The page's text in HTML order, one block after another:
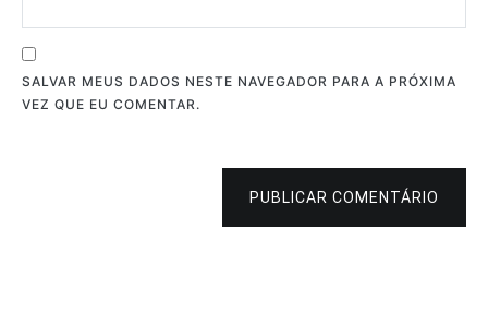
SALVAR MEUS DADOS NESTE NAVEGADOR PARA A PRÓXIMA
VEZ QUE EU COMENTAR.
PUBLICAR COMENTÁRIO